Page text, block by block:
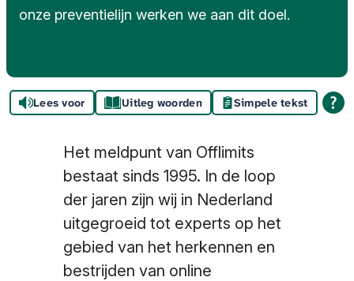
onze preventielijn werken we aan dit doel.
Lees voor Uitleg woorden Simpele tekst
Het meldpunt van Offlimits
bestaat sinds 1995. In de loop
der jaren zijn wij in Nederland
uitgegroeid tot experts op het
gebied van het herkennen en
bestrijden van online